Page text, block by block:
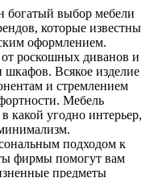
богатый выбор мебели
которые известны
оформлением.
роскошных диванов и
шкафов. Всякое изделие
и стремлением
Мебель
какой угодно интерьер,
подходом к
фирмы помогут вам
предметы